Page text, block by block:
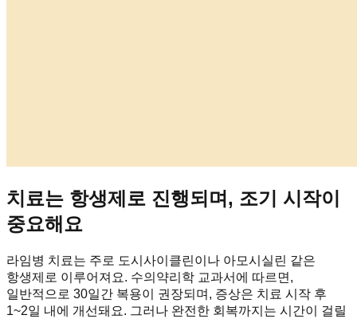
치료는 항생제로 진행되며, 조기 시작이
중요해요
라임병 치료는 주로 도시사이클린이나 아모시실린 같은
항생제로 이루어져요. 수의약리학 교과서에 따르면,
일반적으로 30일간 복용이 권장되며, 증상은 치료 시작 후
1~2일 내에 개선돼요. 그러나 완전한 회복까지는 시간이 걸릴